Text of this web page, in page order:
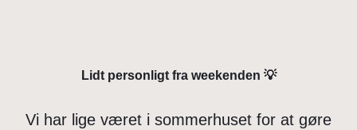
Lidt personligt fra weekenden 💡
Vi har lige været i sommerhuset for at gøre